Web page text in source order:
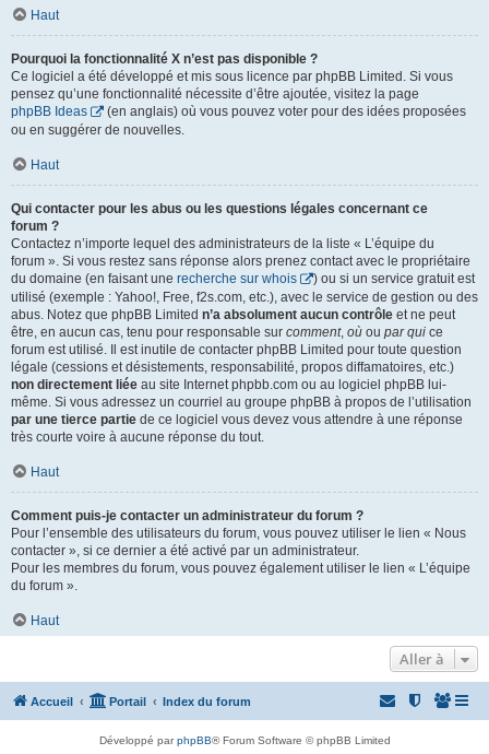
Haut
Pourquoi la fonctionnalité X n’est pas disponible ?
Ce logiciel a été développé et mis sous licence par phpBB Limited. Si vous
pensez qu’une fonctionnalité nécessite d’être ajoutée, visitez la page
phpBB Ideas
(en anglais) où vous pouvez voter pour des idées proposées
ou en suggérer de nouvelles.
Haut
Qui contacter pour les abus ou les questions légales concernant ce
forum ?
Contactez n’importe lequel des administrateurs de la liste « L’équipe du
forum ». Si vous restez sans réponse alors prenez contact avec le propriétaire
du domaine (en faisant une recherche sur whois
) ou si un service gratuit est
utilisé (exemple : Yahoo!, Free, f2s.com, etc.), avec le service de gestion ou des
abus. Notez que phpBB Limited n’a absolument aucun contrôle et ne peut
être, en aucun cas, tenu pour responsable sur comment, où ou par qui ce
forum est utilisé. Il est inutile de contacter phpBB Limited pour toute question
légale (cessions et désistements, responsabilité, propos diffamatoires, etc.)
non directement liée au site Internet phpbb.com ou au logiciel phpBB lui-
même. Si vous adressez un courriel au groupe phpBB à propos de l’utilisation
par une tierce partie de ce logiciel vous devez vous attendre à une réponse
très courte voire à aucune réponse du tout.
Haut
Comment puis-je contacter un administrateur du forum ?
Pour l’ensemble des utilisateurs du forum, vous pouvez utiliser le lien « Nous
contacter », si ce dernier a été activé par un administrateur.
Pour les membres du forum, vous pouvez également utiliser le lien « L’équipe
du forum ».
Haut
Aller à
Accueil Portail Index du forum
Développé parphpBB® Forum Software © phpBB Limited